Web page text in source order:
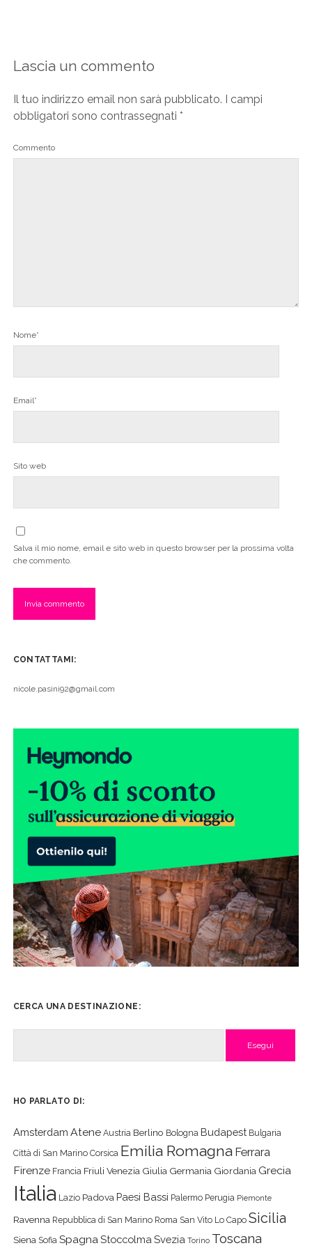
Lascia un commento
Il tuo indirizzo email non sarà pubblicato. I campi
obbligatori sono contrassegnati *
Commento
Nome*
Email*
Sito web
Salva il mio nome, email e sito web in questo browser per la prossima volta
che commento.
CONTATTAMI:
nicole.pasini92@gmail.com
CERCA UNA DESTINAZIONE:
HO PARLATO DI:
Amsterdam Atene Austria Berlino Bologna Budapest Bulgaria
Città di San Marino Corsica Emilia Romagna Ferrara
Firenze Francia Friuli Venezia Giulia Germania Giordania Grecia
Italia Lazio Padova Paesi Bassi Palermo Perugia Piemonte
Ravenna Repubblica di San Marino Roma San Vito Lo Capo Sicilia
Siena Sofia SpagnaStoccolma Svezia Torino Toscana